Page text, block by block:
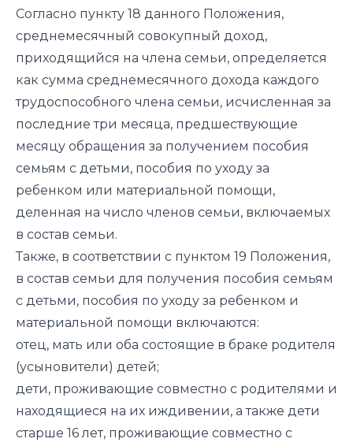
Согласно пункту 18 данного Положения,
среднемесячный совокупный доход,
приходящийся на члена семьи, определяется
как сумма среднемесячного дохода каждого
трудоспособного члена семьи, исчисленная за
последние три месяца, предшествующие
месяцу обращения за получением пособия
семьям с детьми, пособия по уходу за
ребенком или материальной помощи,
деленная на число членов семьи, включаемых
в состав семьи.
Также, в соответствии с пунктом 19 Положения,
в состав семьи для получения пособия семьям
с детьми, пособия по уходу за ребенком и
материальной помощи включаются:
отец, мать или оба состоящие в браке родителя
(усыновители) детей;
дети, проживающие совместно с родителями и
находящиеся на их иждивении, а также дети
старше 16 лет, проживающие совместно с